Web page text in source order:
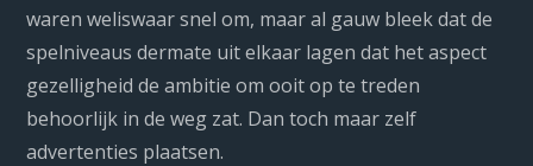
waren weliswaar snel om, maar al gauw bleek dat de
spelniveaus dermate uit elkaar lagen dat het aspect
gezelligheid de ambitie om ooit op te treden
behoorlijk in de weg zat. Dan toch maar zelf
advertenties plaatsen.